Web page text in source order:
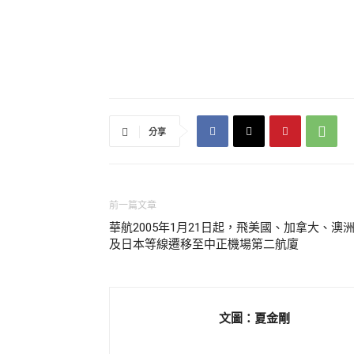
分享
前一篇文章
華航2005年1月21日起，飛美國、加拿大、澳洲
及日本等線遷移至中正機場第二航廈
文圖：夏金剛